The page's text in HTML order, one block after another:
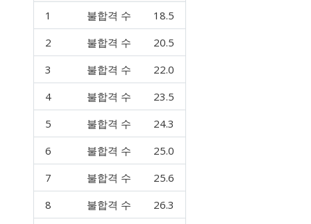
1 불합격 수
18.5
2
불합격 수
20.5
3
불합격 수
22.0
4
불합격 수
23.5
5
불합격 수
24.3
6
불합격 수
25.0
7
불합격 수
25.6
8
불합격 수
26.3